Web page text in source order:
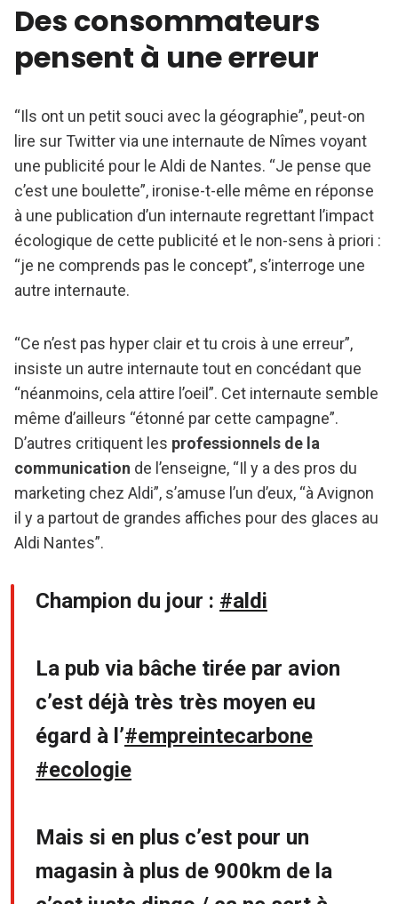
Des consommateurs
pensent à une erreur
“Ils ont un petit souci avec la géographie”, peut-on
lire sur Twitter via une internaute de Nîmes voyant
une publicité pour le Aldi de Nantes. “Je pense que
c’est une boulette”, ironise-t-elle même en réponse
à une publication d’un internaute regrettant l’impact
écologique de cette publicité et le non-sens à priori :
“je ne comprends pas le concept”, s’interroge une
autre internaute.
“Ce n’est pas hyper clair et tu crois à une erreur”,
insiste un autre internaute tout en concédant que
“néanmoins, cela attire l’oeil”. Cet internaute semble
même d’ailleurs “étonné par cette campagne”.
D’autres critiquent les professionnels de la
communication de l’enseigne, “Il y a des pros du
marketing chez Aldi”, s’amuse l’un d’eux, “à Avignon
il y a partout de grandes affiches pour des glaces au
Aldi Nantes”.
Champion du jour : #aldi
La pub via bâche tirée par avion
c’est déjà très très moyen eu
égard à l’#empreintecarbone
#ecologie
Mais si en plus c’est pour un
magasin à plus de 900km de la